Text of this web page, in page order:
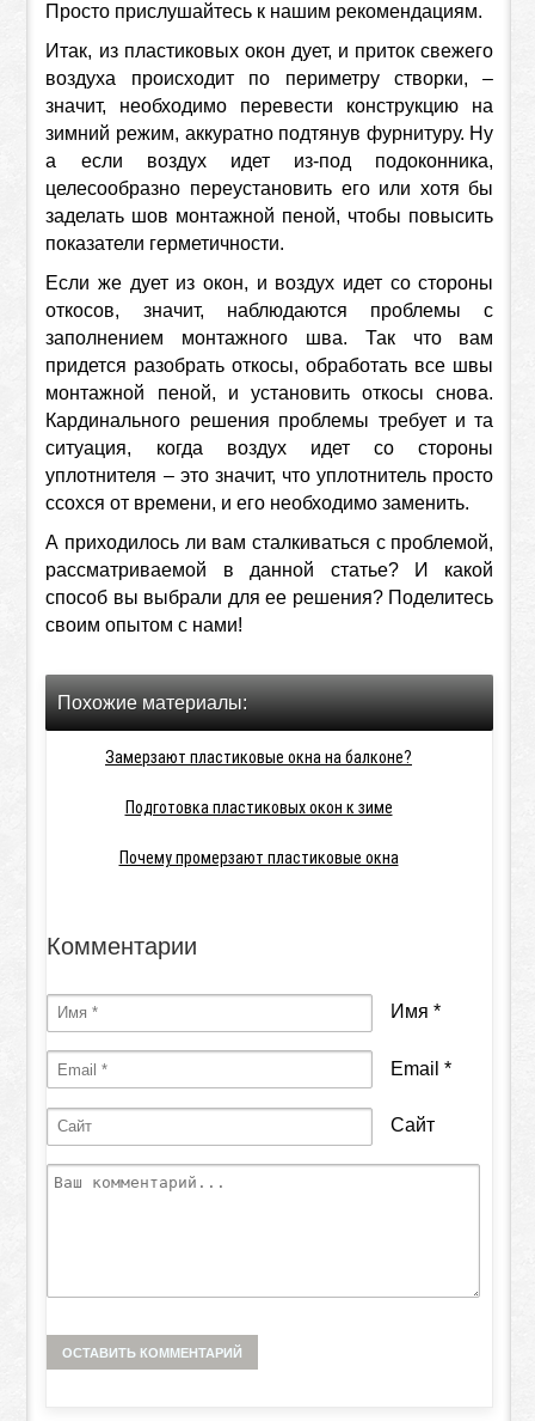
Просто прислушайтесь к нашим рекомендациям.
Итак, из пластиковых окон дует, и приток свежего
воздуха происходит по периметру створки, –
значит, необходимо перевести конструкцию на
зимний режим, аккуратно подтянув фурнитуру. Ну
а если воздух идет из-под подоконника,
целесообразно переустановить его или хотя бы
заделать шов монтажной пеной, чтобы повысить
показатели герметичности.
Если же дует из окон, и воздух идет со стороны
откосов, значит, наблюдаются проблемы с
заполнением монтажного шва. Так что вам
придется разобрать откосы, обработать все швы
монтажной пеной, и установить откосы снова.
Кардинального решения проблемы требует и та
ситуация, когда воздух идет со стороны
уплотнителя – это значит, что уплотнитель просто
ссохся от времени, и его необходимо заменить.
А приходилось ли вам сталкиваться с проблемой,
рассматриваемой в данной статье? И какой
способ вы выбрали для ее решения? Поделитесь
своим опытом с нами!
Похожие материалы:
Замерзают пластиковые окна на балконе?
Подготовка пластиковых окон к зиме
Почему промерзают пластиковые окна
Комментарии
Имя *
Email *
Сайт